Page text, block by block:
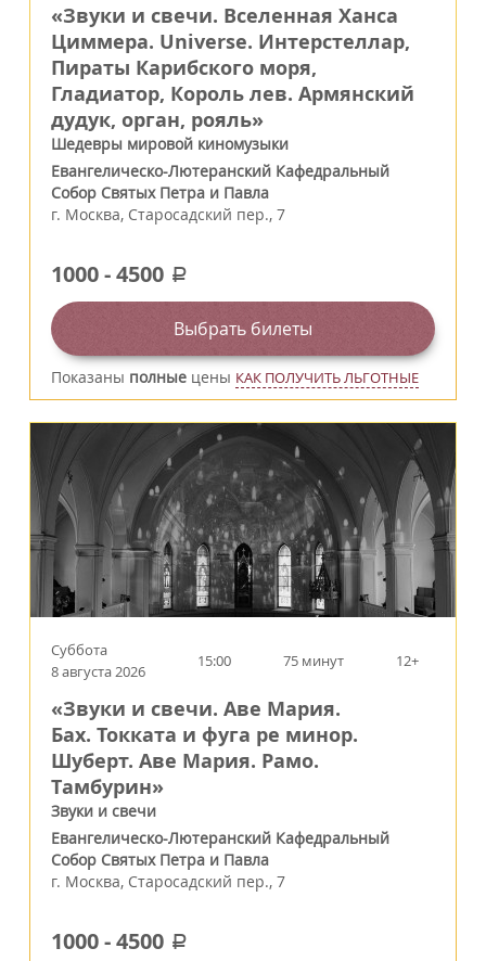
«Звуки и свечи. Вселенная Ханса
Циммера. Universe. Интерстеллар,
Пираты Карибского моря,
Гладиатор, Король лев. Армянский
дудук, орган, рояль»
Шедевры мировой киномузыки
Евангелическо-Лютеранский Кафедральный
Собор Святых Петра и Павла
г. Москва, Старосадский пер., 7
1000-4500 a
Выбрать билеты
Показаны полные цены КАК ПОЛУЧИТЬ ЛЬГОТНЫЕ
Суббота
8 августа 2026
15:00 75 минут 12+
«Звуки и свечи. Аве Мария.
Бах. Токката и фуга ре минор.
Шуберт. Аве Мария. Рамо.
Тамбурин»
Звуки и свечи
Евангелическо-Лютеранский Кафедральный
Собор Святых Петра и Павла
г. Москва, Старосадский пер., 7
1000-4500 a